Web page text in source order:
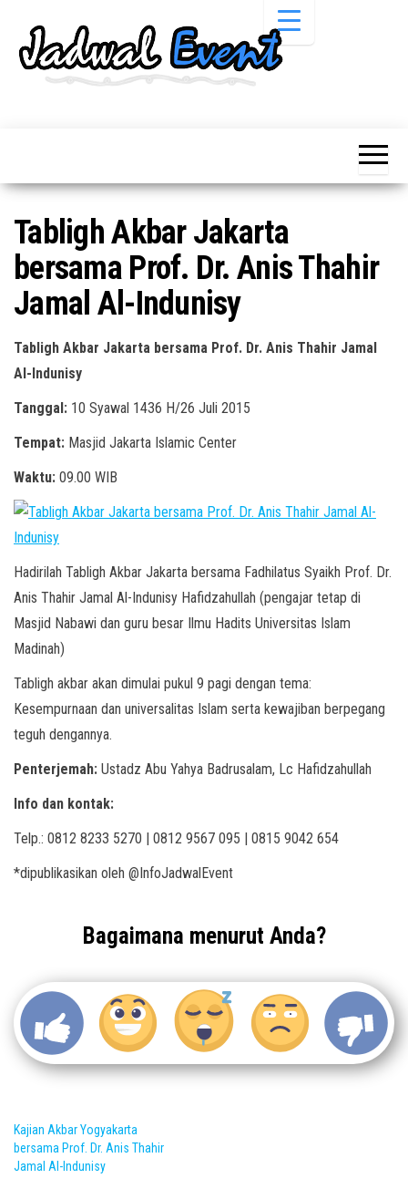
Pameran,
Acara &
Promo
Terbaru
Pameran,
Bazaar,
Workshop,
Job Fair,
Lomba dll.
Tabligh Akbar Jakarta
bersama Prof. Dr. Anis Thahir
Jamal Al-Indunisy
Tabligh Akbar Jakarta bersama Prof. Dr. Anis Thahir Jamal
Al-Indunisy
Tanggal: 10 Syawal 1436 H/26 Juli 2015
Tempat: Masjid Jakarta Islamic Center
Waktu: 09.00 WIB
Hadirilah Tabligh Akbar Jakarta bersama Fadhilatus Syaikh Prof. Dr.
Anis Thahir Jamal Al-Indunisy Hafidzahullah (pengajar tetap di
Masjid Nabawi dan guru besar Ilmu Hadits Universitas Islam
Madinah)
Tabligh akbar akan dimulai pukul 9 pagi dengan tema:
Kesempurnaan dan universalitas Islam serta kewajiban berpegang
teguh dengannya.
Penterjemah: Ustadz Abu Yahya Badrusalam, Lc Hafidzahullah
Info dan kontak:
Telp.: 0812 8233 5270 | 0812 9567 095 | 0815 9042 654
*dipublikasikan oleh @InfoJadwalEvent
Bagaimana menurut Anda?
Kajian Akbar Yogyakarta
bersama Prof. Dr. Anis Thahir
Jamal Al-Indunisy